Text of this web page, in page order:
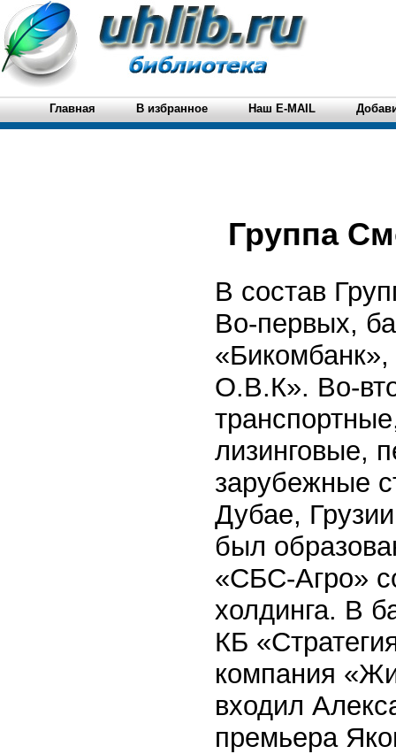
Главная В избранное Наш E-MAIL
Группа
В состав
Во-первых,
О.В.К». Во-
лизинговые,
зарубежные
Дубае,
был
«СБС-Агро»
холдинга. В
КБ
компания
входил
премьера